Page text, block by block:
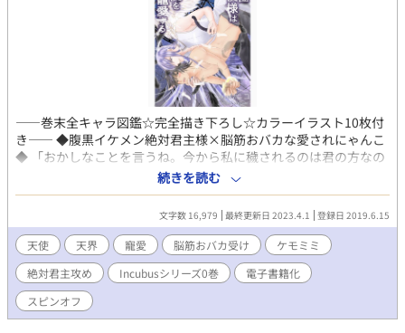
――巻末全キャラ図鑑☆完全描き下ろし☆カラーイラスト10枚付
き―― ◆腹黒イケメン絶対君主様×脳筋おバカな愛されにゃんこ
◆ 「おかしなことを言うね。今から私に穢されるのは君の方なの
に」 全然そんなつもりはなかったのに、腹黒残酷チートな最高上
位天使様が、脳筋おバカなケモミミ黒猫天使にどっぷり沼ってし
まい、溺愛執着、ご寵愛しまくる天界が舞台のラブストーリーで
す。 三人称一視点です。 表紙イラスト／NEO ZONE様
（@hanahanahaney） ◆◇◆いつもご閲覧ありがとうございま
す♡《お気に入り》感謝!! ニコ@000025NikO ◆◇◆ 皆様の応援
のおかげで電子書籍化しました！ 試し読みできます♡ よろしくお
願いします！ ‪((´๑•ω•๑))｡ο♡｡ο♡
続きを読む
文字数 16,979 最終更新日 2023.4.1 登録日 2019.6.15
天使 天界 寵愛 脳筋おバカ受け
ケモミミ
絶対君主攻め
Incubusシリーズ0巻
電子書籍化
スピンオフ